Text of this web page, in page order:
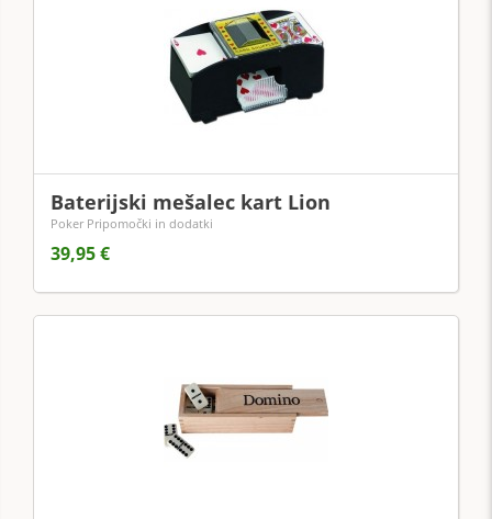
Baterijski mešalec kart Lion
Poker Pripomočki in dodatki
39,95 €